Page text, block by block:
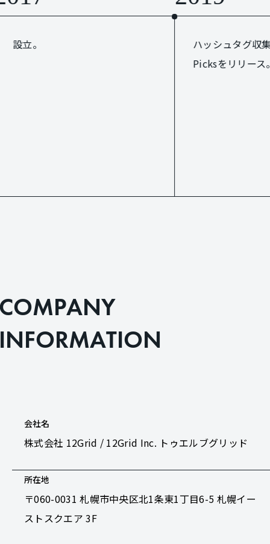
設立。
ハッシュタグ収
Picksをリリース
OMPANY
NFORMATION
会社名
株式会社 12Grid / 12Grid Inc. トゥエルブグリッド
所在地
〒060-0031 札幌市中央区北1条東1丁目6-5 札幌イー
ストスクエア 3F